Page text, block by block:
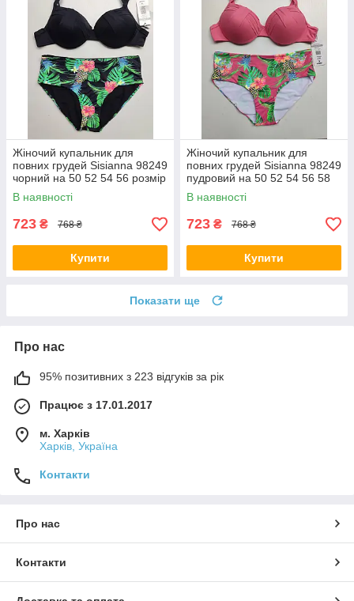
Жіночий купальник для
повних грудей Sisianna 98249
чорний на 50 52 54 56 розмір
В наявності
723 ₴ 768 ₴
Купити
Жіночий купальник для
повних грудей Sisianna 98249
пудровий на 50 52 54 56 58
розмір
В наявності
723 ₴ 768 ₴
Купити
Показати ще
Про нас
95% позитивних з 223 відгуків за рік
Працює з 17.01.2017
м. Харків
Харків, Україна
Контакти
Про нас
Контакти